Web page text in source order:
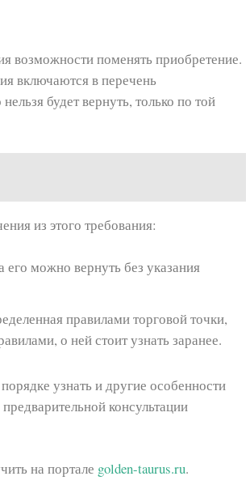
возможности поменять приобретение.
включаются в перечень
будет вернуть, только по той
из этого требования:
можно вернуть без указания
правилами торговой точки,
о ней стоит узнать заранее.
узнать и другие особенности
консультации
на портале golden-taurus.ru.